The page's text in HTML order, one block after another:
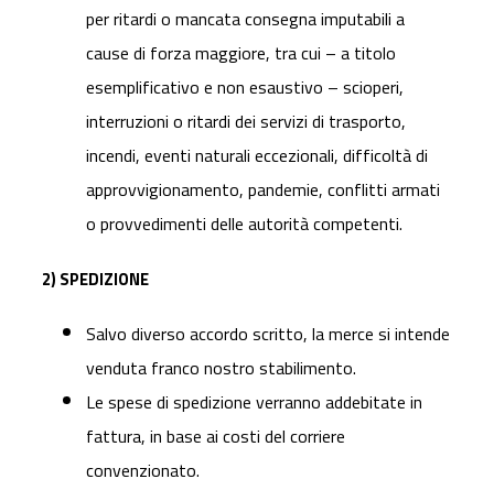
per ritardi o mancata consegna imputabili a
cause di forza maggiore, tra cui – a titolo
esemplificativo e non esaustivo – scioperi,
interruzioni o ritardi dei servizi di trasporto,
incendi, eventi naturali eccezionali, difficoltà di
approvvigionamento, pandemie, conflitti armati
o provvedimenti delle autorità competenti.
2) SPEDIZIONE
Salvo diverso accordo scritto, la merce si intende
venduta franco nostro stabilimento.
Le spese di spedizione verranno addebitate in
fattura, in base ai costi del corriere
convenzionato.